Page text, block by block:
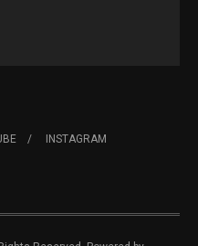
INSTAGRAM